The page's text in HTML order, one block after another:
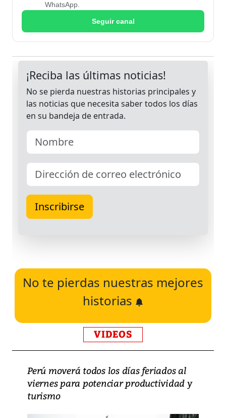
WhatsApp.
Seguir canal
No te pierdas nuestras mejores
historias
VIDEOS
Perú moverá todos los días feriados al
viernes para potenciar productividad y
turismo